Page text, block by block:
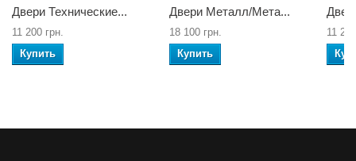
Двери Технические...
11 200 грн.
Купить
Двери Металл/Мета...
18 100 грн.
Купить
11